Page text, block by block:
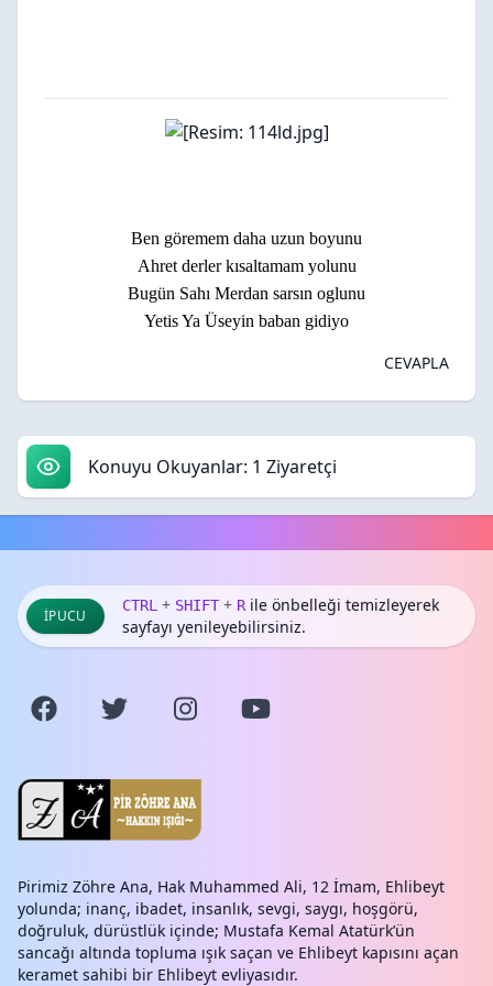
Ben göremem daha uzun boyunu
Ahret derler kısaltamam yolunu
Bugün Sahı Merdan sarsın oglunu
Yetis Ya Üseyin baban gidiyo
CEVAPLA
Konuyu Okuyanlar: 1 Ziyaretçi
İPUCU
CTRL + SHIFT + Rile önbelleği temizleyerek
sayfayı yenileyebilirsiniz.
Pirimiz Zöhre Ana, Hak Muhammed Ali, 12 İmam, Ehlibeyt
yolunda; inanç, ibadet, insanlık, sevgi, saygı, hoşgörü,
doğruluk, dürüstlük içinde; Mustafa Kemal Atatürk’ün
sancağı altında topluma ışık saçan ve Ehlibeyt kapısını açan
keramet sahibi bir Ehlibeyt evliyasıdır.